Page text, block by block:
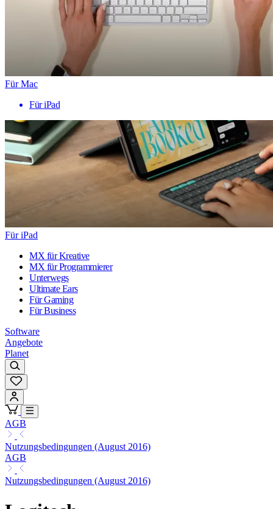
Für Mac
Für iPad
Für iPad
MX für Kreative
MX für Programmierer
Unterwegs
Ultimate Ears
Für Gaming
Für Business
Software
Angebote
Planet
AGB
Nutzungsbedingungen (August 2016)
AGB
Nutzungsbedingungen (August 2016)